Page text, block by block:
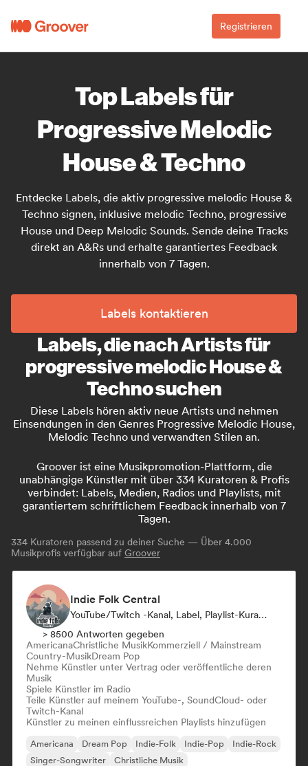
Registrieren
Top Labels für
Progressive Melodic
House & Techno
Entdecke Labels, die aktiv progressive melodic House &
Techno signen, inklusive melodic Techno, progressive
House und Deep Melodic Sounds. Sende deine Tracks
direkt an A&Rs und erhalte garantiertes Feedback
innerhalb von 7 Tagen.
Labels kontaktieren
Labels, die nach Artists für
progressive melodic House &
Techno suchen
Diese Labels hören aktiv neue Artists und nehmen
Einsendungen in den Genres Progressive Melodic House,
Melodic Techno und verwandten Stilen an.
Groover ist eine Musikpromotion-Plattform, die
unabhängige Künstler mit über 334 Kuratoren & Profis
verbindet: Labels, Medien, Radios und Playlists, mit
garantiertem schriftlichem Feedback innerhalb von 7
Tagen.
334 Kuratoren passend zu deiner Suche — Über 4.000
Musikprofis verfügbar auf Groover
Indie Folk Central
YouTube/Twitch -Kanal, Label, Playlist-Kurator, Radiosender
> 8500 Antworten gegeben
AmericanaChristliche MusikKommerziell / Mainstream
Country-MusikDream Pop
Nehme Künstler unter Vertrag oder veröffentliche deren
Musik
Spiele Künstler im Radio
Teile Künstler auf meinem YouTube-, SoundCloud- oder
Twitch-Kanal
Künstler zu meinen einflussreichen Playlists hinzufügen
Americana Dream Pop Indie-Folk Indie-Pop
Indie-Rock
Singer-Songwriter
Christliche Musik